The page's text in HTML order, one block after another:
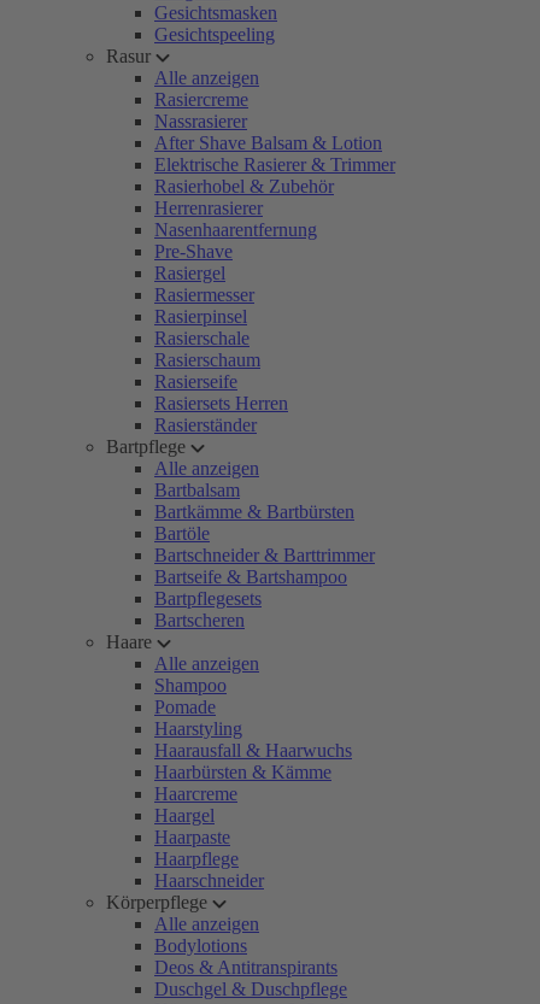
Gesichtsmasken
Gesichtspeeling
Rasur
Alle anzeigen
Rasiercreme
Nassrasierer
After Shave Balsam & Lotion
Elektrische Rasierer & Trimmer
Rasierhobel & Zubehör
Herrenrasierer
Nasenhaarentfernung
Pre-Shave
Rasiergel
Rasiermesser
Rasierpinsel
Rasierschale
Rasierschaum
Rasierseife
Rasiersets Herren
Rasierständer
Bartpflege
Alle anzeigen
Bartbalsam
Bartkämme & Bartbürsten
Bartöle
Bartschneider & Barttrimmer
Bartseife & Bartshampoo
Bartpflegesets
Bartscheren
Haare
Alle anzeigen
Shampoo
Pomade
Haarstyling
Haarausfall & Haarwuchs
Haarbürsten & Kämme
Haarcreme
Haargel
Haarpaste
Haarpflege
Haarschneider
Körperpflege
Alle anzeigen
Bodylotions
Deos & Antitranspirants
Duschgel & Duschpflege